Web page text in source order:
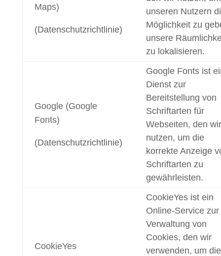
Maps)
(Datenschutzrichtlinie)
unseren Nutzern
Möglichkeit zu
unsere
zu lokalisieren.
Google (Google
Fonts)
(Datenschutzrichtlinie)
Google Fonts ist
Dienst zur
Bereitstellung von
Schriftarten für
Webseiten, den wir
nutzen, um die
korrekte Anzeige
Schriftarten zu
gewährleisten.
CookieYes
CookieYes ist ein
Online-Service zur
Verwaltung von
Cookies, den wir
verwenden, um die